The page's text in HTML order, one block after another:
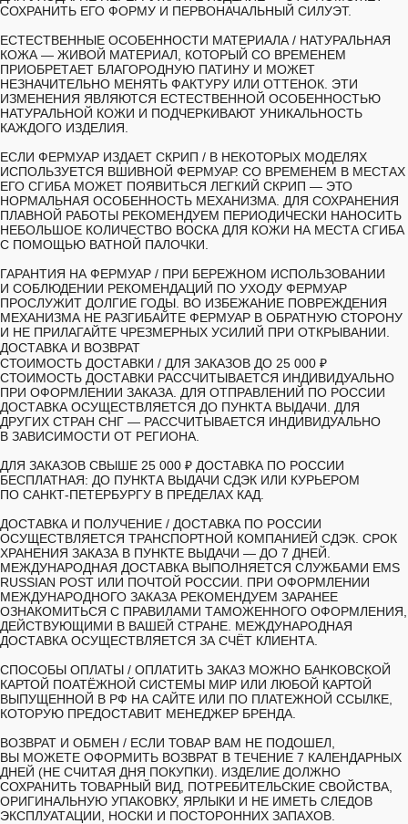
СОХРАНИТЬ ЕГО ФОРМУ И ПЕРВОНАЧАЛЬНЫЙ СИЛУЭТ.
ЕСТЕСТВЕННЫЕ ОСОБЕННОСТИ МАТЕРИАЛА / НАТУРАЛЬНАЯ
КОЖА — ЖИВОЙ МАТЕРИАЛ, КОТОРЫЙ СО ВРЕМЕНЕМ
ПРИОБРЕТАЕТ БЛАГОРОДНУЮ ПАТИНУ И МОЖЕТ
НЕЗНАЧИТЕЛЬНО МЕНЯТЬ ФАКТУРУ ИЛИ ОТТЕНОК. ЭТИ
ИЗМЕНЕНИЯ ЯВЛЯЮТСЯ ЕСТЕСТВЕННОЙ ОСОБЕННОСТЬЮ
НАТУРАЛЬНОЙ КОЖИ И ПОДЧЕРКИВАЮТ УНИКАЛЬНОСТЬ
КАЖДОГО ИЗДЕЛИЯ.
ЕСЛИ ФЕРМУАР ИЗДАЕТ СКРИП / В НЕКОТОРЫХ МОДЕЛЯХ
ИСПОЛЬЗУЕТСЯ ВШИВНОЙ ФЕРМУАР. СО ВРЕМЕНЕМ В МЕСТАХ
ЕГО СГИБА МОЖЕТ ПОЯВИТЬСЯ ЛЕГКИЙ СКРИП — ЭТО
НОРМАЛЬНАЯ ОСОБЕННОСТЬ МЕХАНИЗМА. ДЛЯ СОХРАНЕНИЯ
ПЛАВНОЙ РАБОТЫ РЕКОМЕНДУЕМ ПЕРИОДИЧЕСКИ НАНОСИТЬ
НЕБОЛЬШОЕ КОЛИЧЕСТВО ВОСКА ДЛЯ КОЖИ НА МЕСТА СГИБА
С ПОМОЩЬЮ ВАТНОЙ ПАЛОЧКИ.
ГАРАНТИЯ НА ФЕРМУАР / ПРИ БЕРЕЖНОМ ИСПОЛЬЗОВАНИИ
И СОБЛЮДЕНИИ РЕКОМЕНДАЦИЙ ПО УХОДУ ФЕРМУАР
ПРОСЛУЖИТ ДОЛГИЕ ГОДЫ. ВО ИЗБЕЖАНИЕ ПОВРЕЖДЕНИЯ
МЕХАНИЗМА НЕ РАЗГИБАЙТЕ ФЕРМУАР В ОБРАТНУЮ СТОРОНУ
И НЕ ПРИЛАГАЙТЕ ЧРЕЗМЕРНЫХ УСИЛИЙ ПРИ ОТКРЫВАНИИ.
ДОСТАВКА И ВОЗВРАТ
СТОИМОСТЬ ДОСТАВКИ / ДЛЯ ЗАКАЗОВ ДО 25 000 ₽
СТОИМОСТЬ ДОСТАВКИ РАССЧИТЫВАЕТСЯ ИНДИВИДУАЛЬНО
ПРИ ОФОРМЛЕНИИ ЗАКАЗА. ДЛЯ ОТПРАВЛЕНИЙ ПО РОССИИ
ДОСТАВКА ОСУЩЕСТВЛЯЕТСЯ ДО ПУНКТА ВЫДАЧИ. ДЛЯ
ДРУГИХ СТРАН СНГ — РАССЧИТЫВАЕТСЯ ИНДИВИДУАЛЬНО
В ЗАВИСИМОСТИ ОТ РЕГИОНА.
ДЛЯ ЗАКАЗОВ СВЫШЕ 25 000 ₽ ДОСТАВКА ПО РОССИИ
БЕСПЛАТНАЯ: ДО ПУНКТА ВЫДАЧИ СДЭК ИЛИ КУРЬЕРОМ
ПО САНКТ-ПЕТЕРБУРГУ В ПРЕДЕЛАХ КАД.
ДОСТАВКА И ПОЛУЧЕНИЕ / ДОСТАВКА ПО РОССИИ
ОСУЩЕСТВЛЯЕТСЯ ТРАНСПОРТНОЙ КОМПАНИЕЙ СДЭК. СРОК
ХРАНЕНИЯ ЗАКАЗА В ПУНКТЕ ВЫДАЧИ — ДО 7 ДНЕЙ.
МЕЖДУНАРОДНАЯ ДОСТАВКА ВЫПОЛНЯЕТСЯ СЛУЖБАМИ EMS
RUSSIAN POST ИЛИ ПОЧТОЙ РОССИИ. ПРИ ОФОРМЛЕНИИ
МЕЖДУНАРОДНОГО ЗАКАЗА РЕКОМЕНДУЕМ ЗАРАНЕЕ
ОЗНАКОМИТЬСЯ С ПРАВИЛАМИ ТАМОЖЕННОГО ОФОРМЛЕНИЯ,
ДЕЙСТВУЮЩИМИ В ВАШЕЙ СТРАНЕ. МЕЖДУНАРОДНАЯ
ДОСТАВКА ОСУЩЕСТВЛЯЕТСЯ ЗА СЧЁТ КЛИЕНТА.
СПОСОБЫ ОПЛАТЫ / ОПЛАТИТЬ ЗАКАЗ МОЖНО БАНКОВСКОЙ
КАРТОЙ ПОАТЁЖНОЙ СИСТЕМЫ МИР ИЛИ ЛЮБОЙ КАРТОЙ
ВЫПУЩЕННОЙ В РФ НА САЙТЕ ИЛИ ПО ПЛАТЕЖНОЙ ССЫЛКЕ,
КОТОРУЮ ПРЕДОСТАВИТ МЕНЕДЖЕР БРЕНДА.
ВОЗВРАТ И ОБМЕН / ЕСЛИ ТОВАР ВАМ НЕ ПОДОШЕЛ,
ВЫ МОЖЕТЕ ОФОРМИТЬ ВОЗВРАТ В ТЕЧЕНИЕ 7 КАЛЕНДАРНЫХ
ДНЕЙ (НЕ СЧИТАЯ ДНЯ ПОКУПКИ). ИЗДЕЛИЕ ДОЛЖНО
СОХРАНИТЬ ТОВАРНЫЙ ВИД, ПОТРЕБИТЕЛЬСКИЕ СВОЙСТВА,
ОРИГИНАЛЬНУЮ УПАКОВКУ, ЯРЛЫКИ И НЕ ИМЕТЬ СЛЕДОВ
ЭКСПЛУАТАЦИИ, НОСКИ И ПОСТОРОННИХ ЗАПАХОВ.